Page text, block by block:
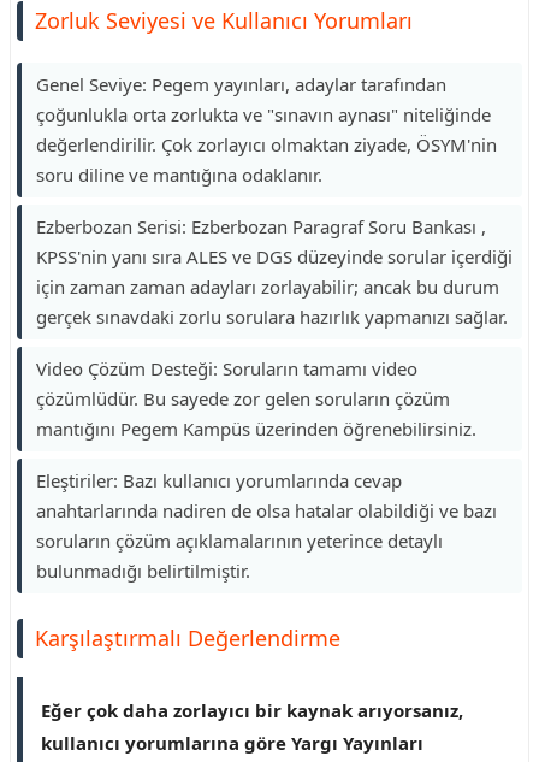
Zorluk Seviyesi ve Kullanıcı Yorumları
Genel Seviye: Pegem yayınları, adaylar tarafından
çoğunlukla orta zorlukta ve "sınavın aynası" niteliğinde
değerlendirilir. Çok zorlayıcı olmaktan ziyade, ÖSYM'nin
soru diline ve mantığına odaklanır.
Ezberbozan Serisi: Ezberbozan Paragraf Soru Bankası ,
KPSS'nin yanı sıra ALES ve DGS düzeyinde sorular içerdiği
için zaman zaman adayları zorlayabilir; ancak bu durum
gerçek sınavdaki zorlu sorulara hazırlık yapmanızı sağlar.
Video Çözüm Desteği: Soruların tamamı video
çözümlüdür. Bu sayede zor gelen soruların çözüm
mantığını Pegem Kampüs üzerinden öğrenebilirsiniz.
Eleştiriler: Bazı kullanıcı yorumlarında cevap
anahtarlarında nadiren de olsa hatalar olabildiği ve bazı
soruların çözüm açıklamalarının yeterince detaylı
bulunmadığı belirtilmiştir.
Karşılaştırmalı Değerlendirme
Eğer çok daha zorlayıcı bir kaynak arıyorsanız,
kullanıcı yorumlarına göre Yargı Yayınları